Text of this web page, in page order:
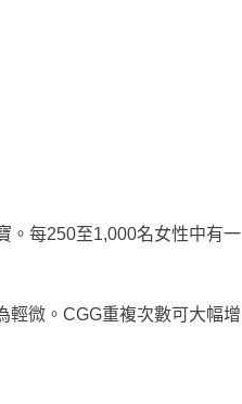
。每250至1,000名女性中有一
輕微。 CGG重複次數可大幅增